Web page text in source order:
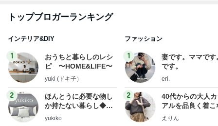
トップブロガーランキング
インテリア&DIY
1
おうちと暮らしのレシ
ピ 〜HOME&LIFE〜
yuki (ドキ子）
2
ほんとうに必要な物し
か持たない暮らし◆Ke
ep Life Simple◆〜イ
yukiko
ファッション
1
妻です。ママです
です。
eri.
2
40代からの大人
アルを品良く着こ
ファッションブロ
えりん